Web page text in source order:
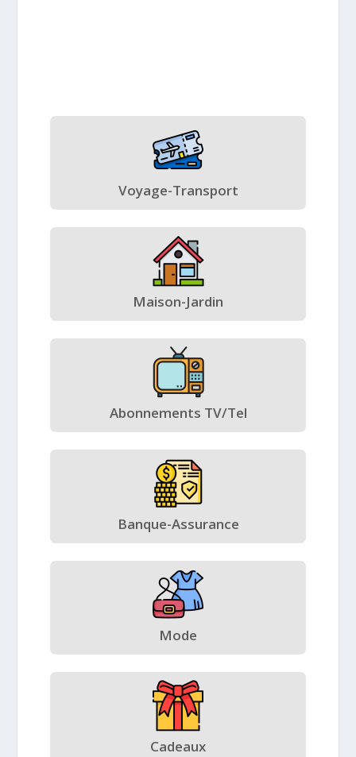
Voyage-Transport
Maison-Jardin
Abonnements TV/Tel
Banque-Assurance
Mode
Cadeaux